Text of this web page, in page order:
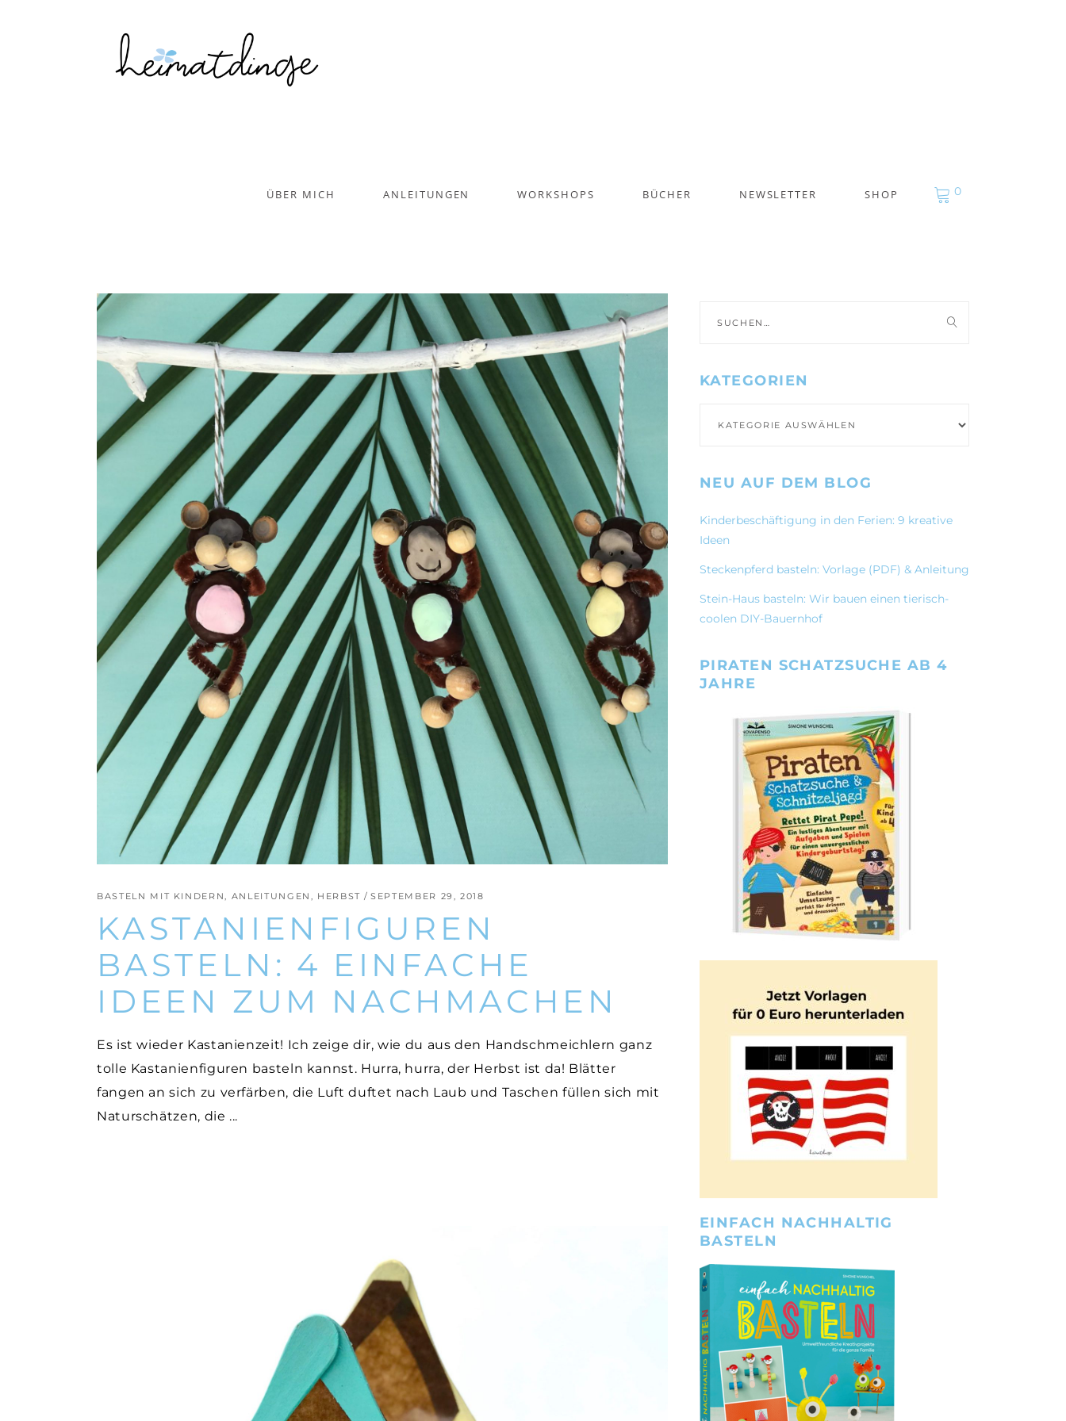
ÜBER MICH ANLEITUNGEN WORKSHOPS BÜCHER NEWSLETTER SHOP 0
BASTELN MIT KINDERN, ANLEITUNGEN , HERBST SEPTEMBER 29, 2018
KASTANIENFIGUREN
BASTELN: 4 EINFACHE
IDEEN ZUM NACHMACHEN
Es ist wieder Kastanienzeit! Ich zeige dir, wie du aus den Handschmeichlern ganz
tolle Kastanienfiguren basteln kannst. Hurra, hurra, der Herbst ist da! Blätter
fangen an sich zu verfärben, die Luft duftet nach Laub und Taschen füllen sich mit
Naturschätzen, die
nach:
KATEGORIEN
NEU AUF DEM BLOG
Kinderbeschäftigung in den Ferien: 9 kreative
Ideen
Steckenpferd basteln: Vorlage (PDF) & Anleitung
Stein-Haus basteln: Wir bauen einen tierisch-
coolen DIY-Bauernhof
PIRATEN SCHATZSUCHE AB 4
JAHRE
EINFACH NACHHALTIG
BASTELN